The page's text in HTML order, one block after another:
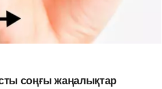
соңғы жаңалықтар